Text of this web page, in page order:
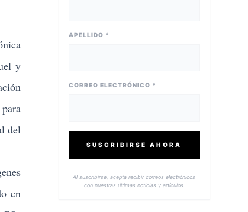
y
del
en
APELLIDO *
CORREO ELECTRÓNICO *
SUSCRIBIRSE AHORA
Al suscribirse, acepta recibir correos electrónicos
con nuestras últimas noticias y artículos.